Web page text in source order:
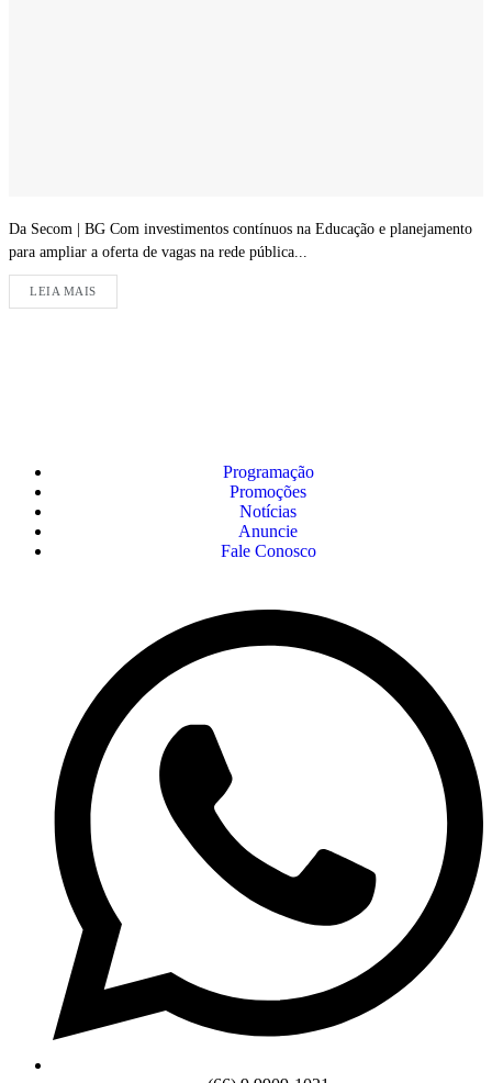
Da Secom | BG Com investimentos contínuos na Educação e planejamento
para ampliar a oferta de vagas na rede pública...
LEIA MAIS
Programação
Promoções
Notícias
Anuncie
Fale Conosco